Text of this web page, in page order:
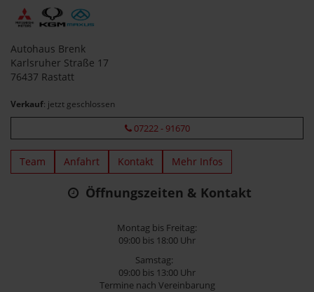
Autohaus Brenk
Karlsruher Straße 17
76437 Rastatt
Verkauf: jetzt geschlossen
07222 - 91670
Team Anfahrt Kontakt Mehr Infos
Öffnungszeiten & Kontakt
Montag bis Freitag:
09:00 bis 18:00 Uhr
Samstag:
09:00 bis 13:00 Uhr
Termine nach Vereinbarung